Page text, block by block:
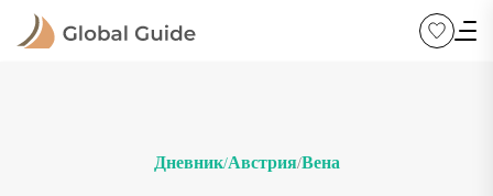
Дневник/Австрия/Вена